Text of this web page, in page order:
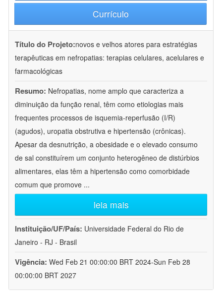
Currículo
Título do Projeto:novos e velhos atores para estratégias
terapêuticas em nefropatias: terapias celulares, acelulares e
farmacológicas
Resumo: Nefropatias, nome amplo que caracteriza a
diminuição da função renal, têm como etiologias mais
frequentes processos de isquemia-reperfusão (I/R)
(agudos), uropatia obstrutiva e hipertensão (crônicas).
Apesar da desnutrição, a obesidade e o elevado consumo
de sal constituírem um conjunto heterogêneo de distúrbios
alimentares, elas têm a hipertensão como comorbidade
comum que promove ...
leia mais
Instituição/UF/País: Universidade Federal do Rio de
Janeiro - RJ - Brasil
Vigência: Wed Feb 21 00:00:00 BRT 2024-Sun Feb 28
00:00:00 BRT 2027